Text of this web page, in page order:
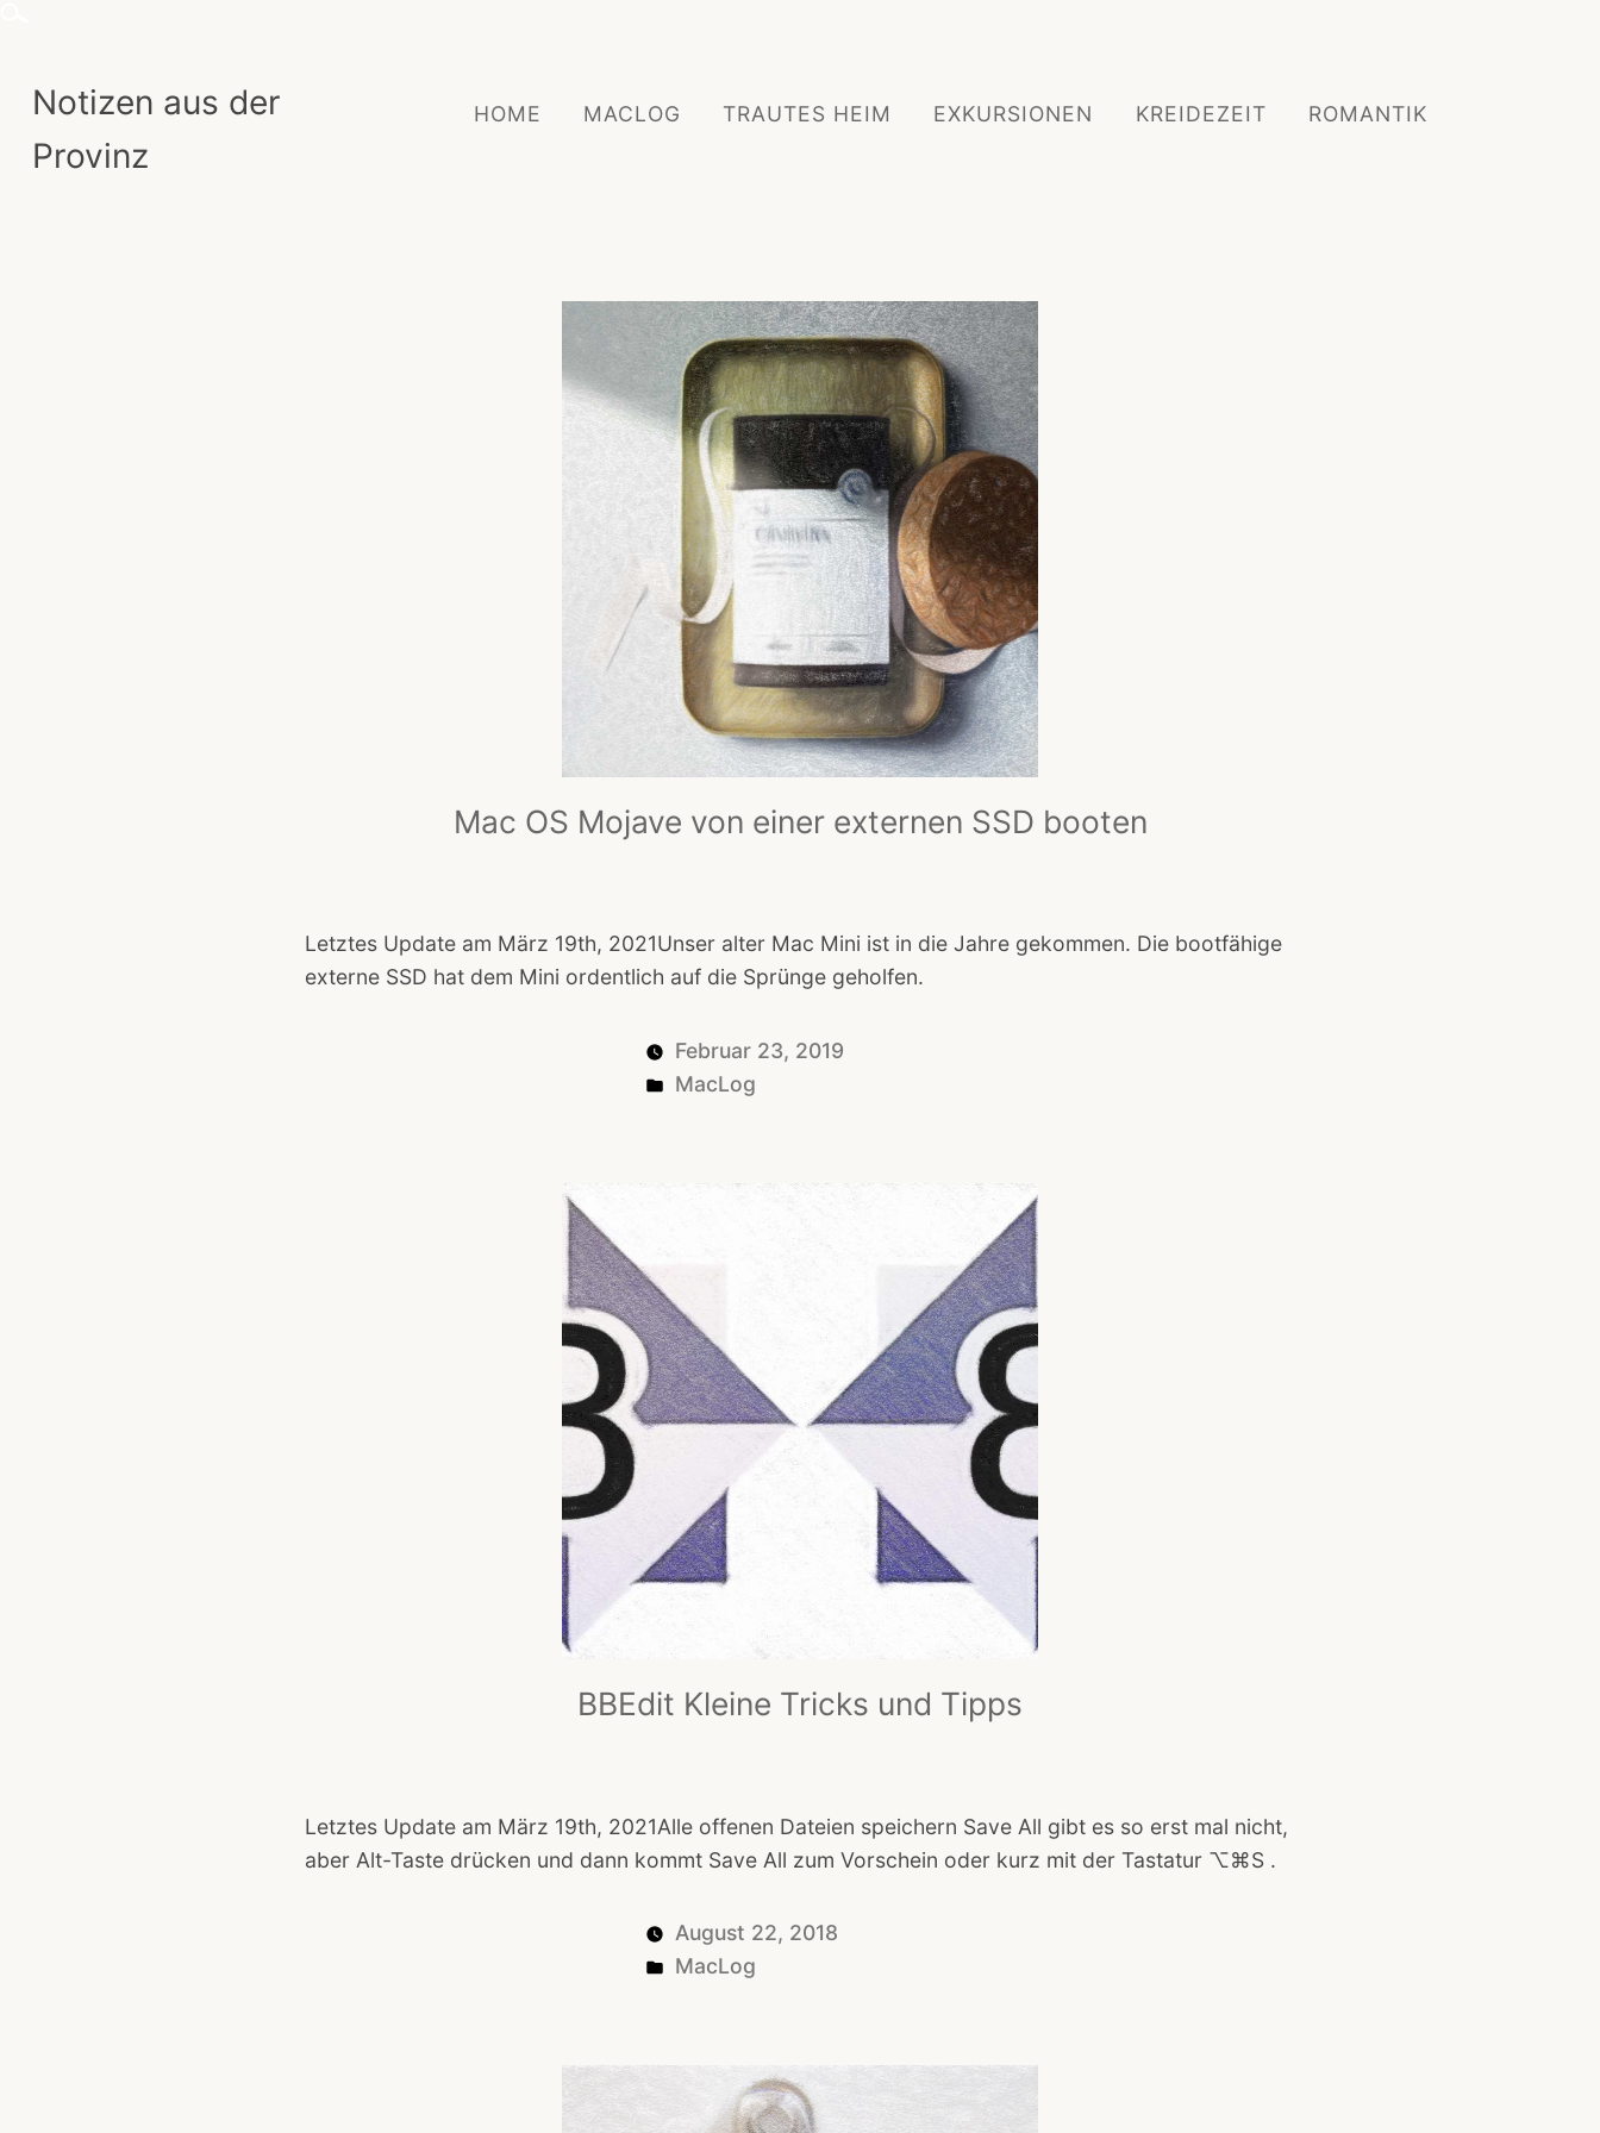
Notizen aus der
Provinz
HOME MACLOG TRAUTES HEIM EXKURSIONEN KREIDEZEIT ROMANTIK
Mac OS Mojave von einer externen SSD booten
Letztes Update am März 19th, 2021Unser alter Mac Mini ist in die Jahre gekommen. Die bootfähige
externe SSD hat dem Mini ordentlich auf die Sprünge geholfen.
Februar 23, 2019
Posted
MacLog
BBEdit Kleine Tricks und Tipps
Letztes Update am März 19th, 2021Alle offenen Dateien speichern Save All gibt es so erst mal nicht,
aber Alt-Taste drücken und dann kommt Save All zum Vorschein oder kurz mit der Tastatur ⌥⌘S .
August 22, 2018
Posted
MacLog